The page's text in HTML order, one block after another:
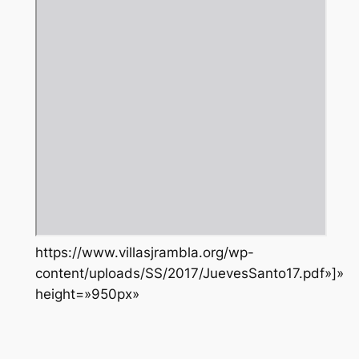
https://www.villasjrambla.org/wp-
content/uploads/SS/2017/JuevesSanto17.pdf»]»
height=»950px»